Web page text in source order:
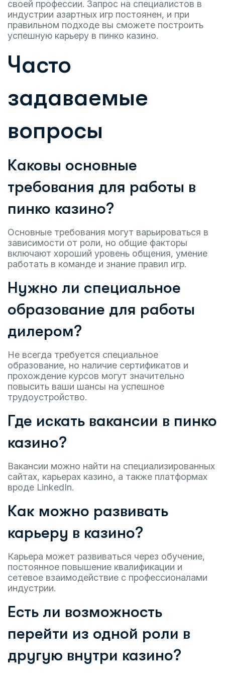
своей профессии. Запрос на специалистов в
индустрии азартных игр постоянен, и при
правильном подходе вы сможете построить
успешную карьеру в пинко казино.
Часто
задаваемые
вопросы
Каковы основные
требования для работы в
пинко казино?
Основные требования могут варьироваться в
зависимости от роли, но общие факторы
включают хороший уровень общения, умение
работать в команде и знание правил игр.
Нужно ли специальное
образование для работы
дилером?
Не всегда требуется специальное
образование, но наличие сертификатов и
прохождение курсов могут значительно
повысить ваши шансы на успешное
трудоустройство.
Где искать вакансии в пинко
казино?
Вакансии можно найти на специализированных
сайтах, карьерах казино, а также платформах
вроде LinkedIn.
Как можно развивать
карьеру в казино?
Карьера может развиваться через обучение,
постоянное повышение квалификации и
сетевое взаимодействие с профессионалами
индустрии.
Есть ли возможность
перейти из одной роли в
другую внутри казино?